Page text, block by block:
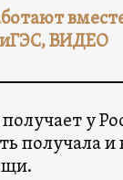
ВИДЕО
у
получала